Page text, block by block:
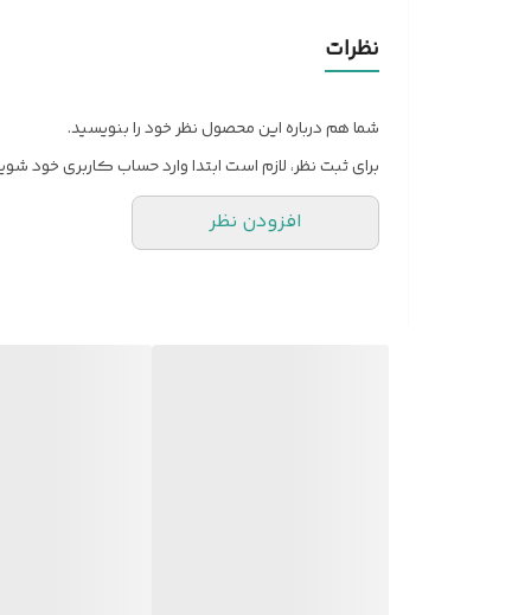
نظرات
شما هم درباره این محصول نظر خود را بنویسید.
برای ثبت نظر، لازم است ابتدا وارد حساب کاربری خود
افزودن نظر